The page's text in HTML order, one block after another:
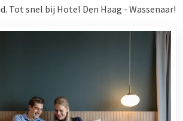
Tot snel bij Hotel Den Haag - Wassenaar!